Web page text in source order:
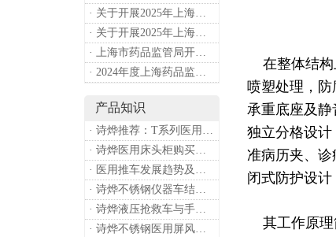
· 关于开展2025年上海市健康街镇建设工作的通知
· 关于开展2025年上海市中小微型企业职业健康帮扶工作的通知
· 上海市药品监管局开展进口医疗器械转境内生产工作调研
· 2024年度上海药品监管工作十大亮点
产品知识
· 诗烨推荐：T系列医用推车介绍
· 诗烨医用床头柜购买联系方式及交货时间
· 医用推车发展趋势及诗烨产品介绍
· 诗烨不锈钢仪器车结构详解及应用用途
· 诗烨液压抢救车与手摇抢救车选购指南
· 诗烨不锈钢医用屏风标准款优选四折屏风的核心缘由
在整体结构
喷塑处理，
承重底座及
独立分格设
准病历夹、
闭式防护设计
其工作原理